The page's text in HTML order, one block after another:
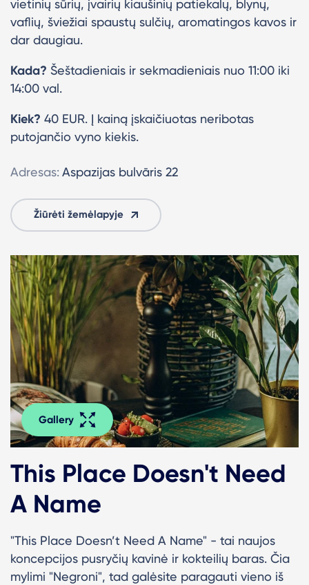
vietinių sūrių, įvairių kiaušinių patiekalų, blynų,
vaflių, šviežiai spaustų sulčių, aromatingos kavos ir
dar daugiau.
Kada? Šeštadieniais ir sekmadieniais nuo 11:00 iki
14:00 val.
Kiek? 40 EUR. Į kainą įskaičiuotas neribotas
putojančio vyno kiekis.
Adresas: Aspazijas bulvāris 22
Žiūrėti žemėlapyje
Gallery
This Place Doesn't Need
A Name
"This Place Doesn’t Need A Name" - tai naujos
koncepcijos pusryčių kavinė ir kokteilių baras. Čia
mylimi "Negroni", tad galėsite paragauti vieno iš